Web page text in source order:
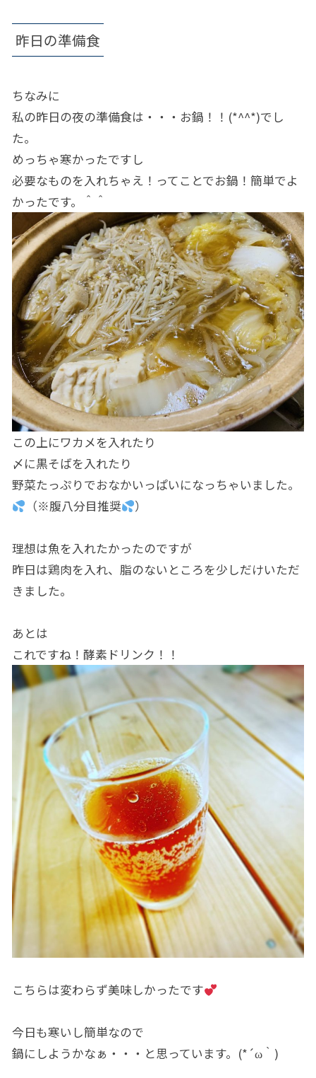
昨日の準備食
ちなみに
私の昨日の夜の準備食は・・・お鍋！！(*^^*)でし
た。
めっちゃ寒かったですし
必要なものを入れちゃえ！ってことでお鍋！簡単でよ
かったです。＾＾
この上にワカメを入れたり
〆に黒そばを入れたり
野菜たっぷりでおなかいっぱいになっちゃいました。
（※腹八分目推奨
）
理想は魚を入れたかったのですが
昨日は鶏肉を入れ、脂のないところを少しだけいただ
きました。
あとは
これですね！酵素ドリンク！！
こちらは変わらず美味しかったです
今日も寒いし簡単なので
鍋にしようかなぁ・・・と思っています。(*´ω｀)